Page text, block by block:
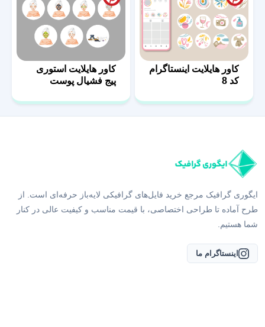
کاور هایلایت اینستاگرام
کد 8
کاور هایلایت استوری
پیج فشیال پوست
ایگوری گرافیک مرجع خرید فایل‌های گرافیکی لایه‌باز حرفه‌ای است. از
طرح آماده تا طراحی اختصاصی، با قیمت مناسب و کیفیت عالی در کنار
شما هستیم.
اینستاگرام ما